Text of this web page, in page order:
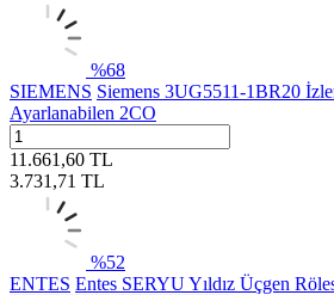
%68
SIEMENS Siemens 3UG5511-1BR20
Ayarlanabilen 2CO
11.661,60 TL
3.731,71 TL
%52
ENTES Entes SERYU Yıldız Üçgen